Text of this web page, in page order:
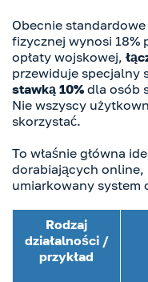
Obecnie
fizycznej wynosi 18%
opłaty wojskowej,
przewiduje specjalny
stawką 10% dla osób
Nie wszyscy
skorzystać.
To właśnie główna
dorabiających online,
umiarkowany system
Rodzaj
działalności /
przykład